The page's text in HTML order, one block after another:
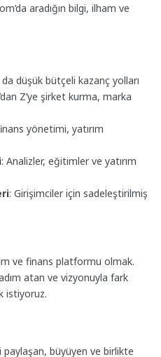
aradığın bilgi, ilham ve
düşük bütçeli kazanç yolları
Z’ye şirket kurma, marka
yönetimi, yatırım
: Analizler, eğitimler ve yatırım
: Girişimciler için sadeleştirilmiş
ve finans platformu olmak.
atan ve vizyonuyla fark
istiyoruz.
büyüyen ve birlikte